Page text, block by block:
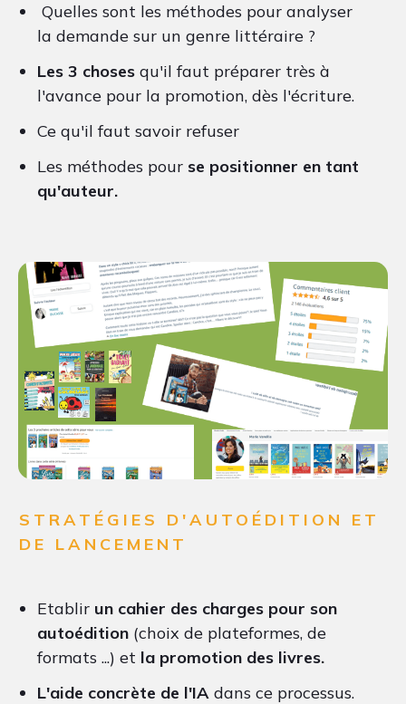
Quelles sont les méthodes pour analyser
la demande sur un genre littéraire ?
Les 3 choses qu'il faut préparer très à
l'avance pour la promotion, dès l'écriture.
Ce qu'il faut savoir refuser
Les méthodes pour se positionner en tant
qu'auteur.
STRATÉGIES D'AUTOÉDITION ET
DE LANCEMENT
Etablir un cahier des charges pour son
autoédition (choix de plateformes, de
formats ...) et la promotion des livres.
L'aide concrète de l'IA dans ce processus.